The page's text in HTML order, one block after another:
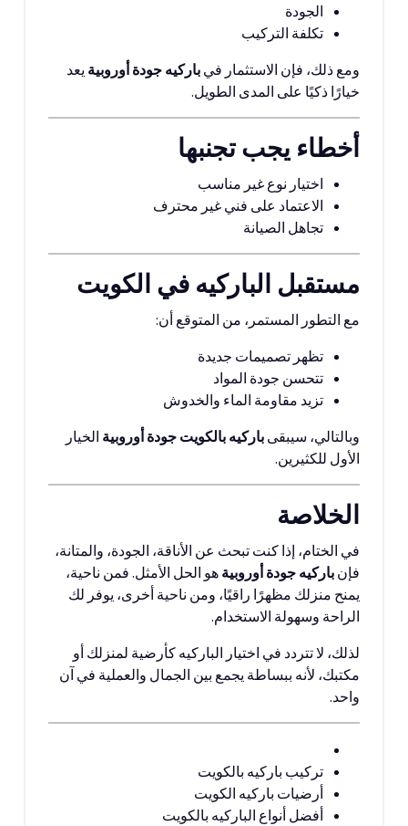
الجودة
تكلفة التركيب
ومع ذلك، فإن الاستثمار في باركيه جودة أوروبية يعد
خيارًا ذكيًا على المدى الطويل.
أخطاء يجب تجنبها
اختيار نوع غير مناسب
الاعتماد على فني غير محترف
تجاهل الصيانة
مستقبل الباركيه في الكويت
مع التطور المستمر، من المتوقع أن:
تظهر تصميمات جديدة
تتحسن جودة المواد
تزيد مقاومة الماء والخدوش
وبالتالي، سيبقى باركيه بالكويت جودة أوروبية الخيار
الأول للكثيرين.
الخلاصة
في الختام، إذا كنت تبحث عن الأناقة، الجودة، والمتانة،
فإن باركيه جودة أوروبية هو الحل الأمثل. فمن ناحية،
يمنح منزلك مظهرًا راقيًا، ومن ناحية أخرى، يوفر لك
الراحة وسهولة الاستخدام.
لذلك، لا تتردد في اختيار الباركيه كأرضية لمنزلك أو
مكتبك، لأنه ببساطة يجمع بين الجمال والعملية في آن
واحد.
تركيب باركيه بالكويت
أرضيات باركيه الكويت
أفضل أنواع الباركيه بالكويت